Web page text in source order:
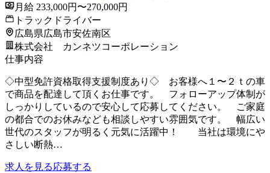
月給 233,000円〜270,000円
トラックドライバー
広島県広島市安佐南区
株式会社 カンネツコーポレーション
仕事内容
◇中型免許資格取得支援制度あり◇ お客様へ１〜２ｔの車
で商品を配達して頂くお仕事です。 フォローアップ体制が
しっかりしているので安心して応募してください。 ご家庭
の都合でのお休みなども相談しやすい雰囲気です。 幅広い
世代のスタッフが明るく元気に活躍中！ 当社は環境にや
さしい断熱…
求人を見る応募する